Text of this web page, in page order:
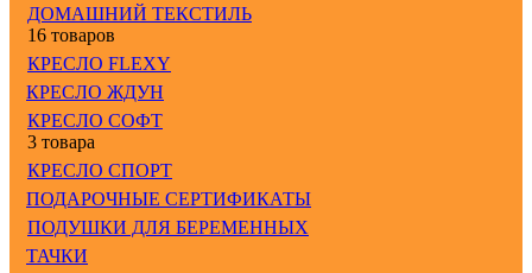
ДОМАШНИЙ ТЕКСТИЛЬ
16 товаров
КРЕСЛО FLEXY
КРЕСЛО ЖДУН
КРЕСЛО СОФТ
3 товара
КРЕСЛО СПОРТ
ПОДАРОЧНЫЕ СЕРТИФИКАТЫ
ПОДУШКИ ДЛЯ БЕРЕМЕННЫХ
ТАЧКИ